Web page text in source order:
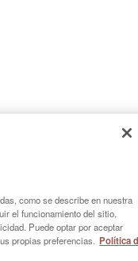
como se describe en nuestra
el funcionamiento del sitio,
Puede optar por aceptar
propias preferencias. Política